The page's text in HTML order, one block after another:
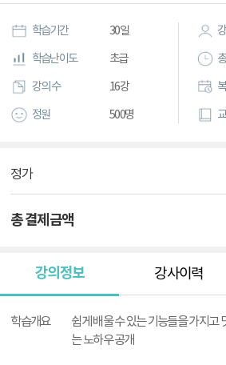
학습기간 30일
학습난이도 초급
강의 수 16강
정원 500명
정가
총 결제금액
강의정보 강사이력
학습개요
쉽게 배울 수 있는 기능들을 가지고
는 노하우 공개